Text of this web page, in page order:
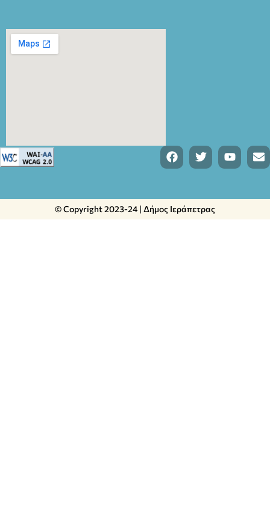
© Copyright 2023-24 | Δήμος Ιεράπετρας